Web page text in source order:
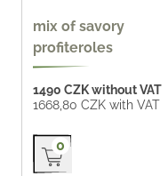
mix of savory
profiteroles
1490 CZK without VAT
1668,80 CZK with VAT
Přidat do košíku
0